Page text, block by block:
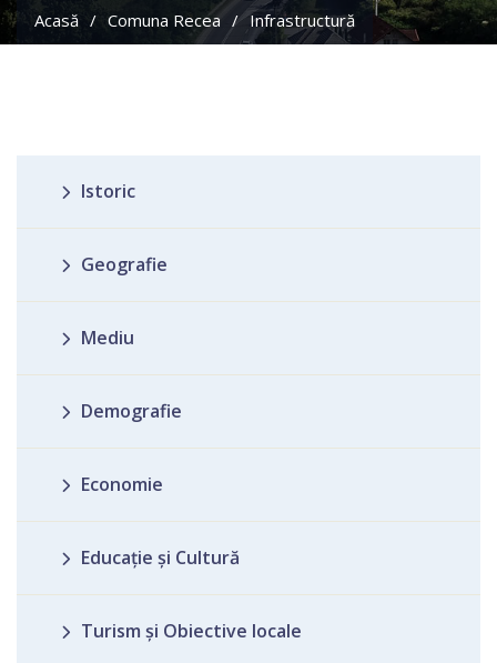
Acasă Comuna Recea Infrastructură
Istoric
Geografie
Mediu
Demografie
Economie
Educație și Cultură
Turism și Obiective locale